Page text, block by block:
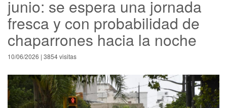
junio: se espera una jornada
fresca y con probabilidad de
chaparrones hacia la noche
10/06/2026 | 3854 visitas